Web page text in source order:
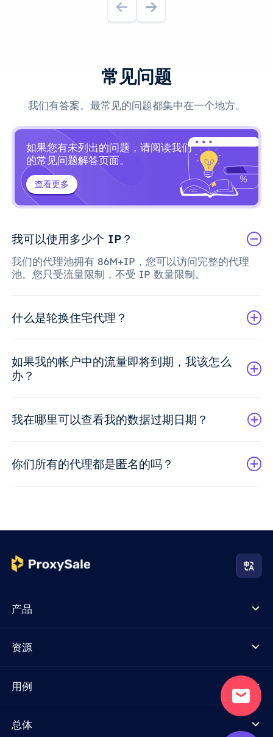
常见问题
我们有答案。最常见的问题都集中在一个地方。
如果您有未列出的问题，请阅读我们
的常见问题解答页面。
查看更多
我可以使用多少个 IP？
我们的代理池拥有 86M+IP，您可以访问完整的代理
池。您只受流量限制，不受 IP 数量限制。
什么是轮换住宅代理？
如果我的帐户中的流量即将到期，我该怎么
办？
我在哪里可以查看我的数据过期日期？
你们所有的代理都是匿名的吗？
产品
资源
用例
总体